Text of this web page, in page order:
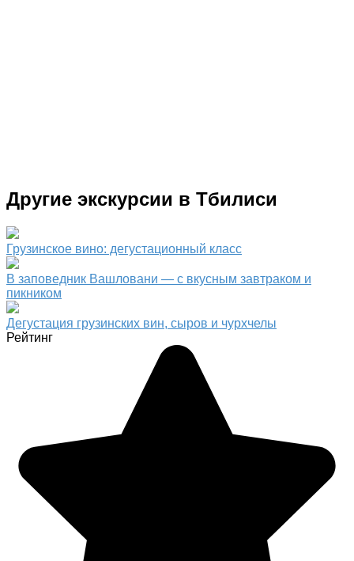
Другие экскурсии в Тбилиси
Грузинское вино: дегустационный класс
В заповедник Вашловани — с вкусным завтраком и
пикником
Дегустация грузинских вин, сыров и чурхчелы
Рейтинг